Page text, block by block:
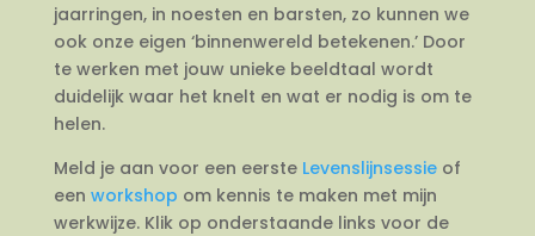
jaarringen, in noesten en barsten, zo kunnen we
ook onze eigen ‘binnenwereld betekenen.’ Door
te werken met jouw unieke beeldtaal wordt
duidelijk waar het knelt en wat er nodig is om te
helen.
Meld je aan voor een eerste Levenslijnsessieof
een workshop om kennis te maken met mijn
werkwijze. Klik op onderstaande links voor de